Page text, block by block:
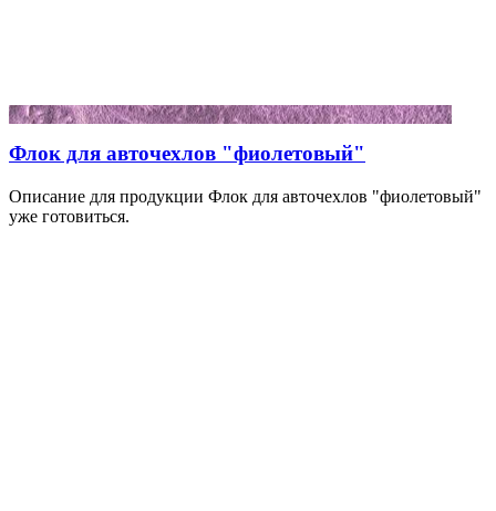
Флок для авточехлов "фиолетовый"
Описание для продукции Флок для авточехлов "фиолетовый"
уже готовиться.